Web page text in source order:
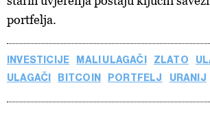
portfelja.
INVESTICIJE MALI ULAGAČI ZLATO
ULAGAČI
BITCOIN PORTFELJ URANIJ